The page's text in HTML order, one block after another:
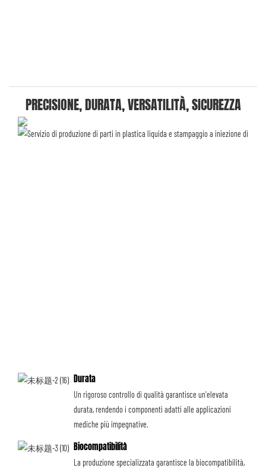
PRECISIONE, DURATA, VERSATILITÀ, SICUREZZA
Durata
Un rigoroso controllo di qualità garantisce un'elevata
durata, rendendo i componenti adatti alle applicazioni
mediche più impegnative.
Biocompatibilità
La produzione specializzata garantisce la biocompatibilità,